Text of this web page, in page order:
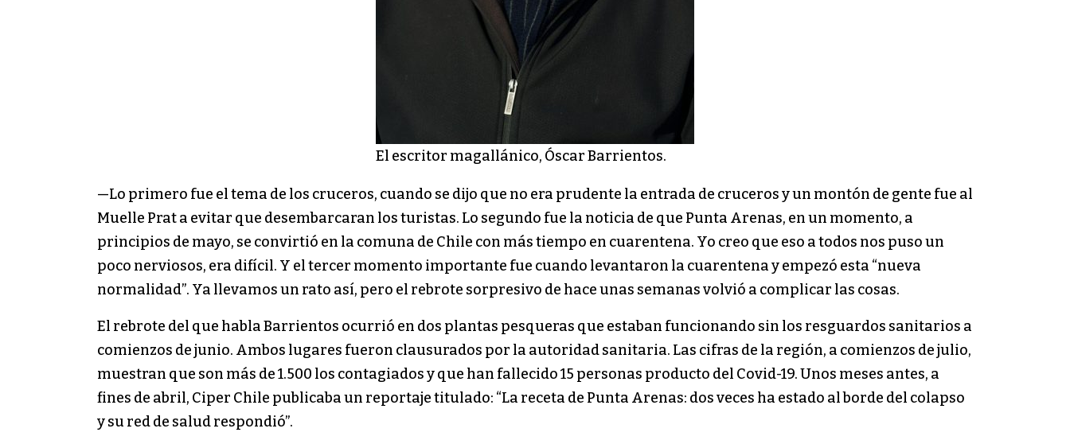
El escritor magallánico, Óscar Barrientos.
—Lo primero fue el tema de los cruceros, cuando se dijo que no era prudente la entrada de cruceros y un montón de gente fue al
Muelle Prat a evitar que desembarcaran los turistas. Lo segundo fue la noticia de que Punta Arenas, en un momento, a
principios de mayo, se convirtió en la comuna de Chile con más tiempo en cuarentena. Yo creo que eso a todos nos puso un
poco nerviosos, era difícil. Y el tercer momento importante fue cuando levantaron la cuarentena y empezó esta “nueva
normalidad”. Ya llevamos un rato así, pero el rebrote sorpresivo de hace unas semanas volvió a complicar las cosas.
El rebrote del que habla Barrientos ocurrió en dos plantas pesqueras que estaban funcionando sin los resguardos sanitarios a
comienzos de junio. Ambos lugares fueron clausurados por la autoridad sanitaria. Las cifras de la región, a comienzos de julio,
muestran que son más de 1.500 los contagiados y que han fallecido 15 personas producto del Covid-19. Unos meses antes, a
fines de abril, Ciper Chile publicaba un reportaje titulado: “La receta de Punta Arenas: dos veces ha estado al borde del colapso
y su red de salud respondió”.